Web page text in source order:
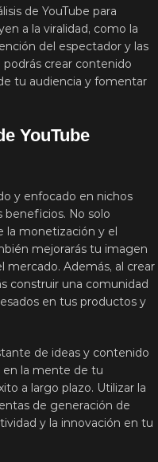
de YouTube para
a la viralidad, como la
del espectador y las
podrás crear contenido
tu audiencia y fomentar
YouTube
y enfocado en nichos
No solo
la monetización y el
mejorarás tu imagen
Además, al crear
construir una comunidad
en tus productos y
de ideas y contenido
la mente de tu
a largo plazo. Utilizar la
de generación de
y la innovación en tu